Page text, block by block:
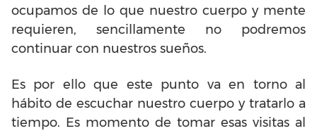
ocupamos de lo que nuestro cuerpo y mente
requieren, sencillamente no podremos
continuar con nuestros sueños.
Es por ello que este punto va en torno al
hábito de escuchar nuestro cuerpo y tratarlo a
tiempo. Es momento de tomar esas visitas al